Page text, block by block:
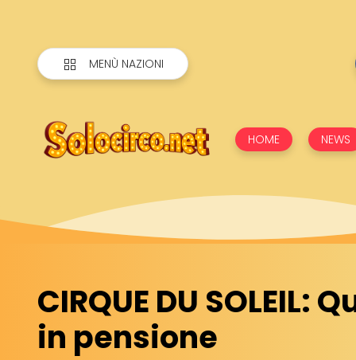
MENÙ NAZIONI
HOME NEWS
CIRQUE DU SOLEIL:
in pensione